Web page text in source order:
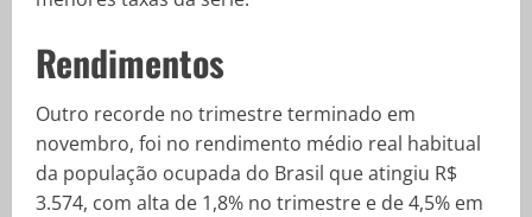
Rendimentos
Outro recorde no trimestre terminado em
novembro, foi no rendimento médio real habitual
da população ocupada do Brasil que atingiu R$
3.574, com alta de 1,8% no trimestre e de 4,5% em